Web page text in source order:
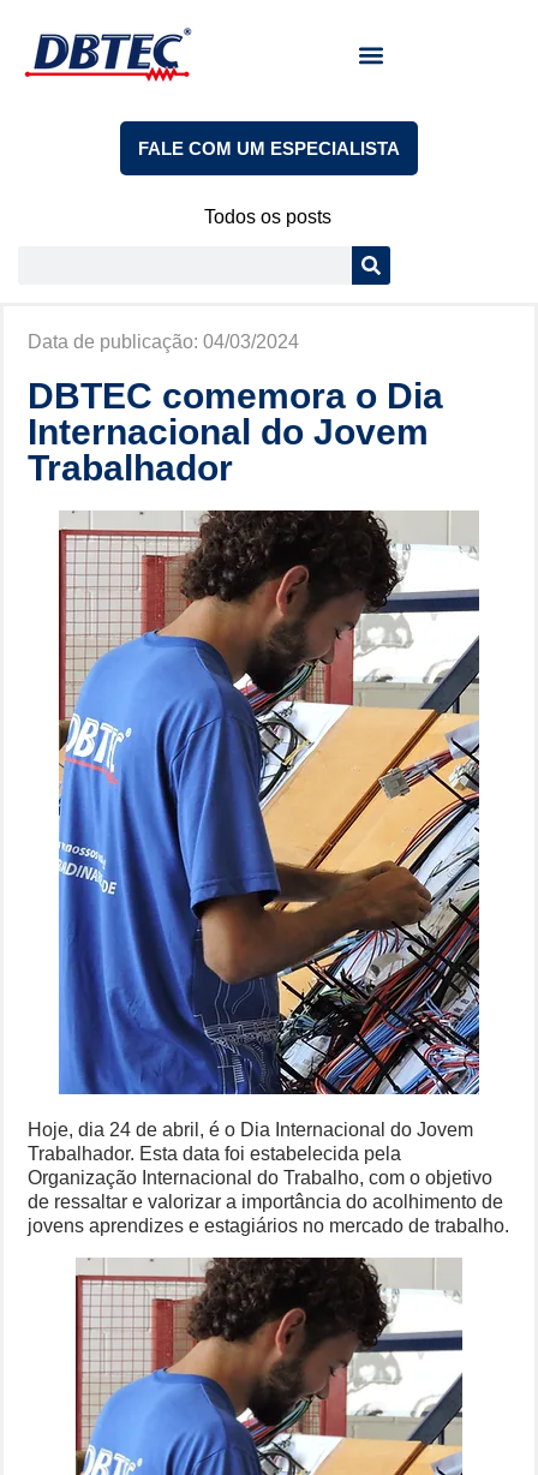
FALE COM UM ESPECIALISTA
Todos os posts
Data de publicação: 04/03/2024
DBTEC comemora o Dia
Internacional do Jovem
Trabalhador
Hoje, dia 24 de abril, é o Dia Internacional do Jovem
Trabalhador. Esta data foi estabelecida pela
Organização Internacional do Trabalho, com o objetivo
de ressaltar e valorizar a importância do acolhimento de
jovens aprendizes e estagiários no mercado de trabalho.